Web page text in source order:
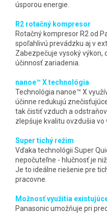
úsporou energie.
R2 rotačný kompresor
Rotačný kompresor R2 od
spoľahlivú prevádzku aj v
Zabezpečuje vysoký výkon,
účinnosť zariadenia.
nanoe™ X technológia
Technológia nanoe™ X
účinne redukujú
tak čistiť vzduch a
zlepšuje kvalitu ovzdušia vo
Super tichý režim
Vďaka technológii Super
nepočuteľne - hlučnosť je
Je to ideálne riešenie pre
pracovne.
Možnosť využitia
Panasonic umožňuje pri